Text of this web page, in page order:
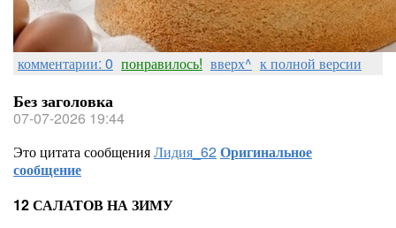
комментарии: 0 понравилось! вверх^ к полной версии
Без заголовка
07-07-2026 19:44
Это цитата сообщенияЛидия_62Оригинальное
сообщение
12 САЛАТОВ НА ЗИМУ